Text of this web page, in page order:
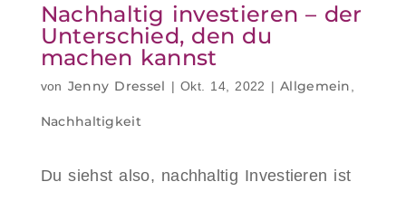
Nachhaltig investieren – der
Unterschied, den du
machen kannst
von Jenny Dressel | Okt. 14, 2022 |Allgemein,
Nachhaltigkeit
Du siehst also, nachhaltig Investieren ist